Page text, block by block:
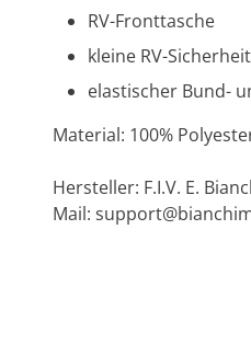
RV-Fronttasche
kleine RV-
elastischer Bund-
Material: 100%
Hersteller: F.I.V. E.
Mail: